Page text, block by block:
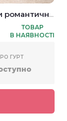
романтична
ТОВАР
В НАЯВНОСТІ
ГУРТ